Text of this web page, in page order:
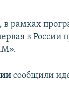
в рамках
в России
сообщили